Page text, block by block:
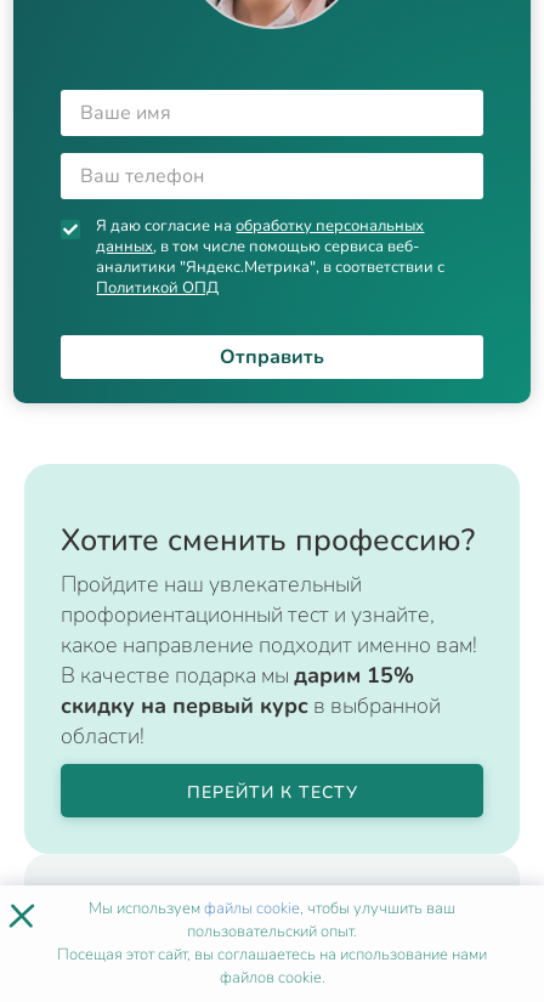
Я даю согласие наобработку персональных
данных, в том числе помощью сервиса веб-
аналитики "Яндекс.Метрика", в соответствии с
Политикой ОПД
Отправить
Хотите сменить профессию?
Пройдите наш увлекательный
профориентационный тест и узнайте,
какое направление подходит именно вам!
В качестве подарка мы дарим 15%
скидку на первый курс в выбранной
области!
ПЕРЕЙТИ К ТЕСТУ
× Мы используемфайлы cookie, чтобы улучшить ваш
пользовательский опыт.
Посещая этот сайт, вы соглашаетесь на использование нами
файлов cookie.